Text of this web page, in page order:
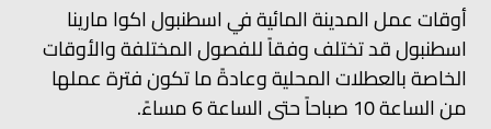
أوقات عمل المدينة المائية في اسطنبول اكوا مارينا
اسطنبول قد تختلف وفقاً للفصول المختلفة والأوقات
الخاصة بالعطلات المحلية وعادةً ما تكون فترة عملها
من الساعة 10 صباحاً حتى الساعة 6 مساءً.